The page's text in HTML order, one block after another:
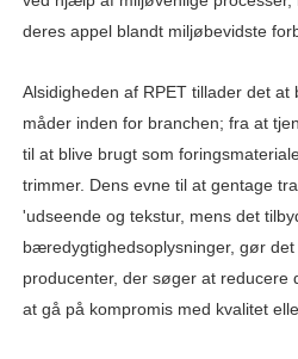
deres appel blandt miljøbevidste
Alsidigheden af ​​RPET tillader det at
måder inden for branchen; fra at
til at blive brugt som
trimmer. Dens evne til at gentage
'udseende og tekstur, mens det
bæredygtighedsoplysninger, gør
producenter, der søger at reducere
at gå på kompromis med kvalitet